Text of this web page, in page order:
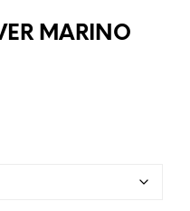
MARINO